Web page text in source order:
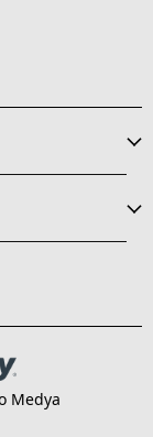
Medya